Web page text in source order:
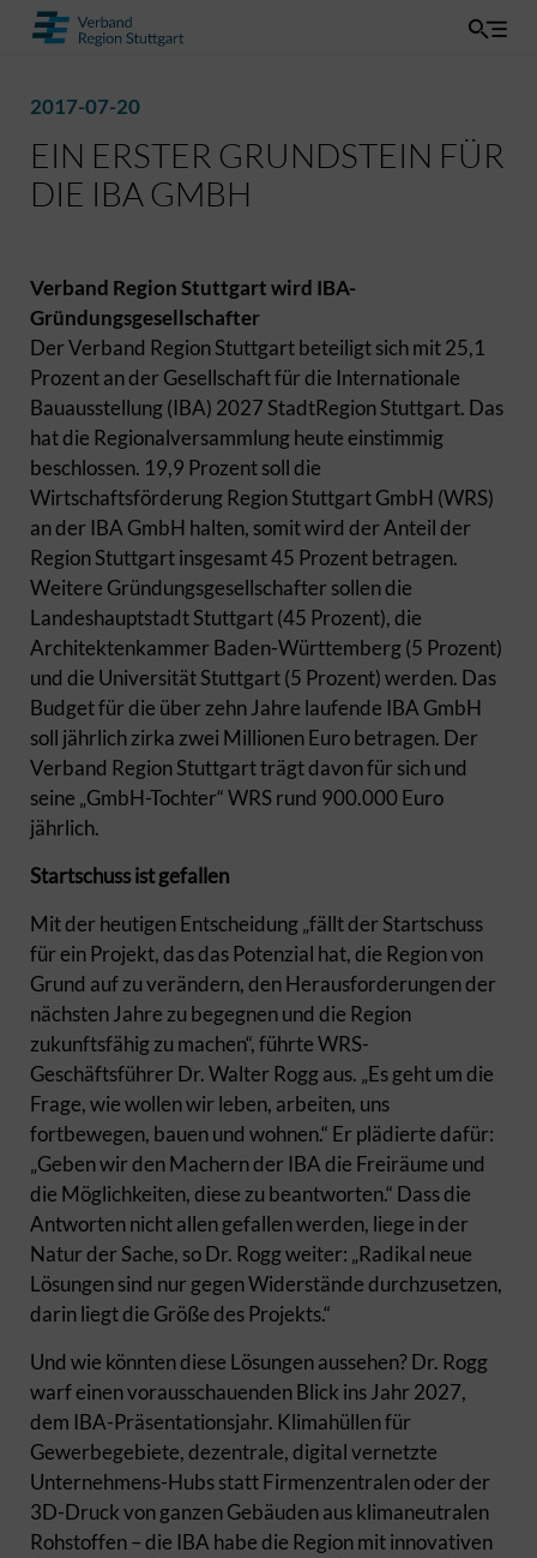
2017-07-20
EIN ERSTER GRUNDSTEIN FÜR
DIE IBA GMBH
Verband Region Stuttgart wird IBA-
Gründungsgesellschafter
Der Verband Region Stuttgart beteiligt sich mit 25,1
Prozent an der Gesellschaft für die Internationale
Bauausstellung (IBA) 2027 StadtRegion Stuttgart. Das
hat die Regionalversammlung heute einstimmig
beschlossen. 19,9 Prozent soll die
Wirtschaftsförderung Region Stuttgart GmbH (WRS)
an der IBA GmbH halten, somit wird der Anteil der
Region Stuttgart insgesamt 45 Prozent betragen.
Weitere Gründungsgesellschafter sollen die
Landeshauptstadt Stuttgart (45 Prozent), die
Architektenkammer Baden-Württemberg (5 Prozent)
und die Universität Stuttgart (5 Prozent) werden. Das
Budget für die über zehn Jahre laufende IBA GmbH
soll jährlich zirka zwei Millionen Euro betragen. Der
Verband Region Stuttgart trägt davon für sich und
seine „GmbH-Tochter“ WRS rund 900.000 Euro
jährlich.
Startschuss ist gefallen
Mit der heutigen Entscheidung „fällt der Startschuss
für ein Projekt, das das Potenzial hat, die Region von
Grund auf zu verändern, den Herausforderungen der
nächsten Jahre zu begegnen und die Region
zukunftsfähig zu machen“, führte WRS-
Geschäftsführer Dr. Walter Rogg aus. „Es geht um die
Frage, wie wollen wir leben, arbeiten, uns
fortbewegen, bauen und wohnen.“ Er plädierte dafür:
„Geben wir den Machern der IBA die Freiräume und
die Möglichkeiten, diese zu beantworten.“ Dass die
Antworten nicht allen gefallen werden, liege in der
Natur der Sache, so Dr. Rogg weiter: „Radikal neue
Lösungen sind nur gegen Widerstände durchzusetzen,
darin liegt die Größe des Projekts.“
Und wie könnten diese Lösungen aussehen? Dr. Rogg
warf einen vorausschauenden Blick ins Jahr 2027,
dem IBA-Präsentationsjahr. Klimahüllen für
Gewerbegebiete, dezentrale, digital vernetzte
Unternehmens-Hubs statt Firmenzentralen oder der
3D-Druck von ganzen Gebäuden aus klimaneutralen
Rohstoffen – die IBA habe die Region mit innovativen